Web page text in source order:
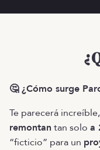
🤔 ¿Cómo surge
Te parecerá
remontan tan solo a
“ficticio” para un